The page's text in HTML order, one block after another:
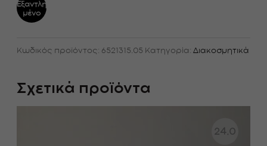
Εξαντλη
μένο
Κωδικός προϊόντος: 6521315.05 Κατηγορία:Διακοσμητικά
Σχετικά προϊόντα
24.0